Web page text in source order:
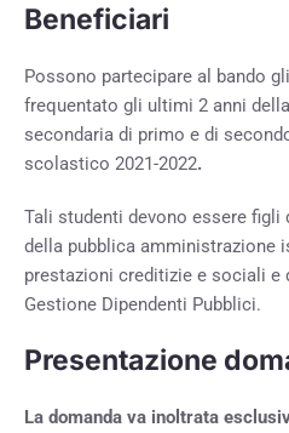
Beneficiari
Possono partecipare al bando
frequentato gli ultimi 2 anni
secondaria di primo e di
scolastico 2021-2022.
Tali studenti devono essere figli
della pubblica amministrazione
prestazioni creditizie e sociali e
Gestione Dipendenti Pubblici.
Presentazione
La domanda va inoltrata